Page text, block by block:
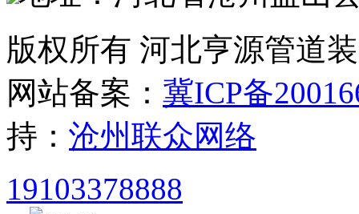
版权所有 河北亨源管道
网站备案： 冀ICP备
持： 沧州联众网络
19103378888